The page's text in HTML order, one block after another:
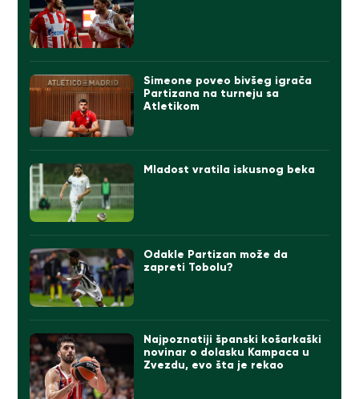
Simeone poveo bivšeg igrača
Partizana na turneju sa
Atletikom
Mladost vratila iskusnog beka
Odakle Partizan može da
zapreti Tobolu?
Najpoznatiji španski košarkaški
novinar o dolasku Kampaca u
Zvezdu, evo šta je rekao